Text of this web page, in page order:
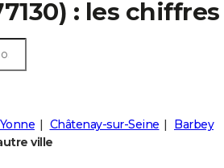
: les chiffres
Châtenay-sur-Seine
Barbey
ville